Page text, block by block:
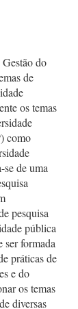
do
de
os temas
como
de uma
pesquisa
pública
ser formada
práticas de
e do
os temas
diversas